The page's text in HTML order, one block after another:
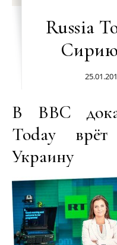
Russia
В BBC
Today
Украину